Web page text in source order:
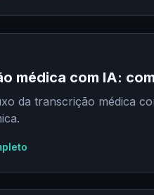
médica com IA:
da transcrição médica